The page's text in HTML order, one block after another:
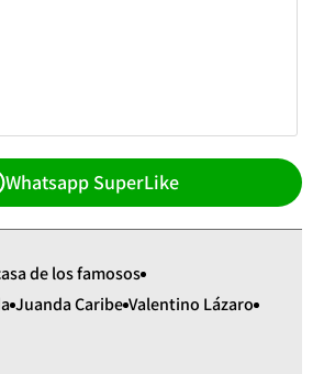
Whatsapp SuperLike
de los famosos
Juanda Caribe Valentino Lázaro